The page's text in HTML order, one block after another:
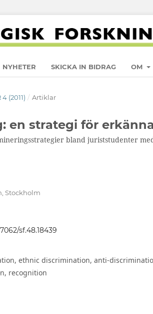
NYHETER SKICKA IN BIDRAG OM
(2011) / Artiklar
en strategi för
bland juriststudenter
Stockholm
sf.48.18439
ethnic discrimination, anti-
recognition